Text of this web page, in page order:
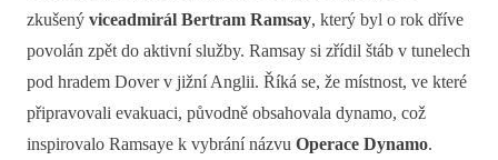
zkušený viceadmirál Bertram Ramsay, který byl o rok dříve
povolán zpět do aktivní služby. Ramsay si zřídil štáb v tunelech
pod hradem Dover v jižní Anglii. Říká se, že místnost, ve které
připravovali evakuaci, původně obsahovala dynamo, což
inspirovalo Ramsaye k vybrání názvu Operace Dynamo.